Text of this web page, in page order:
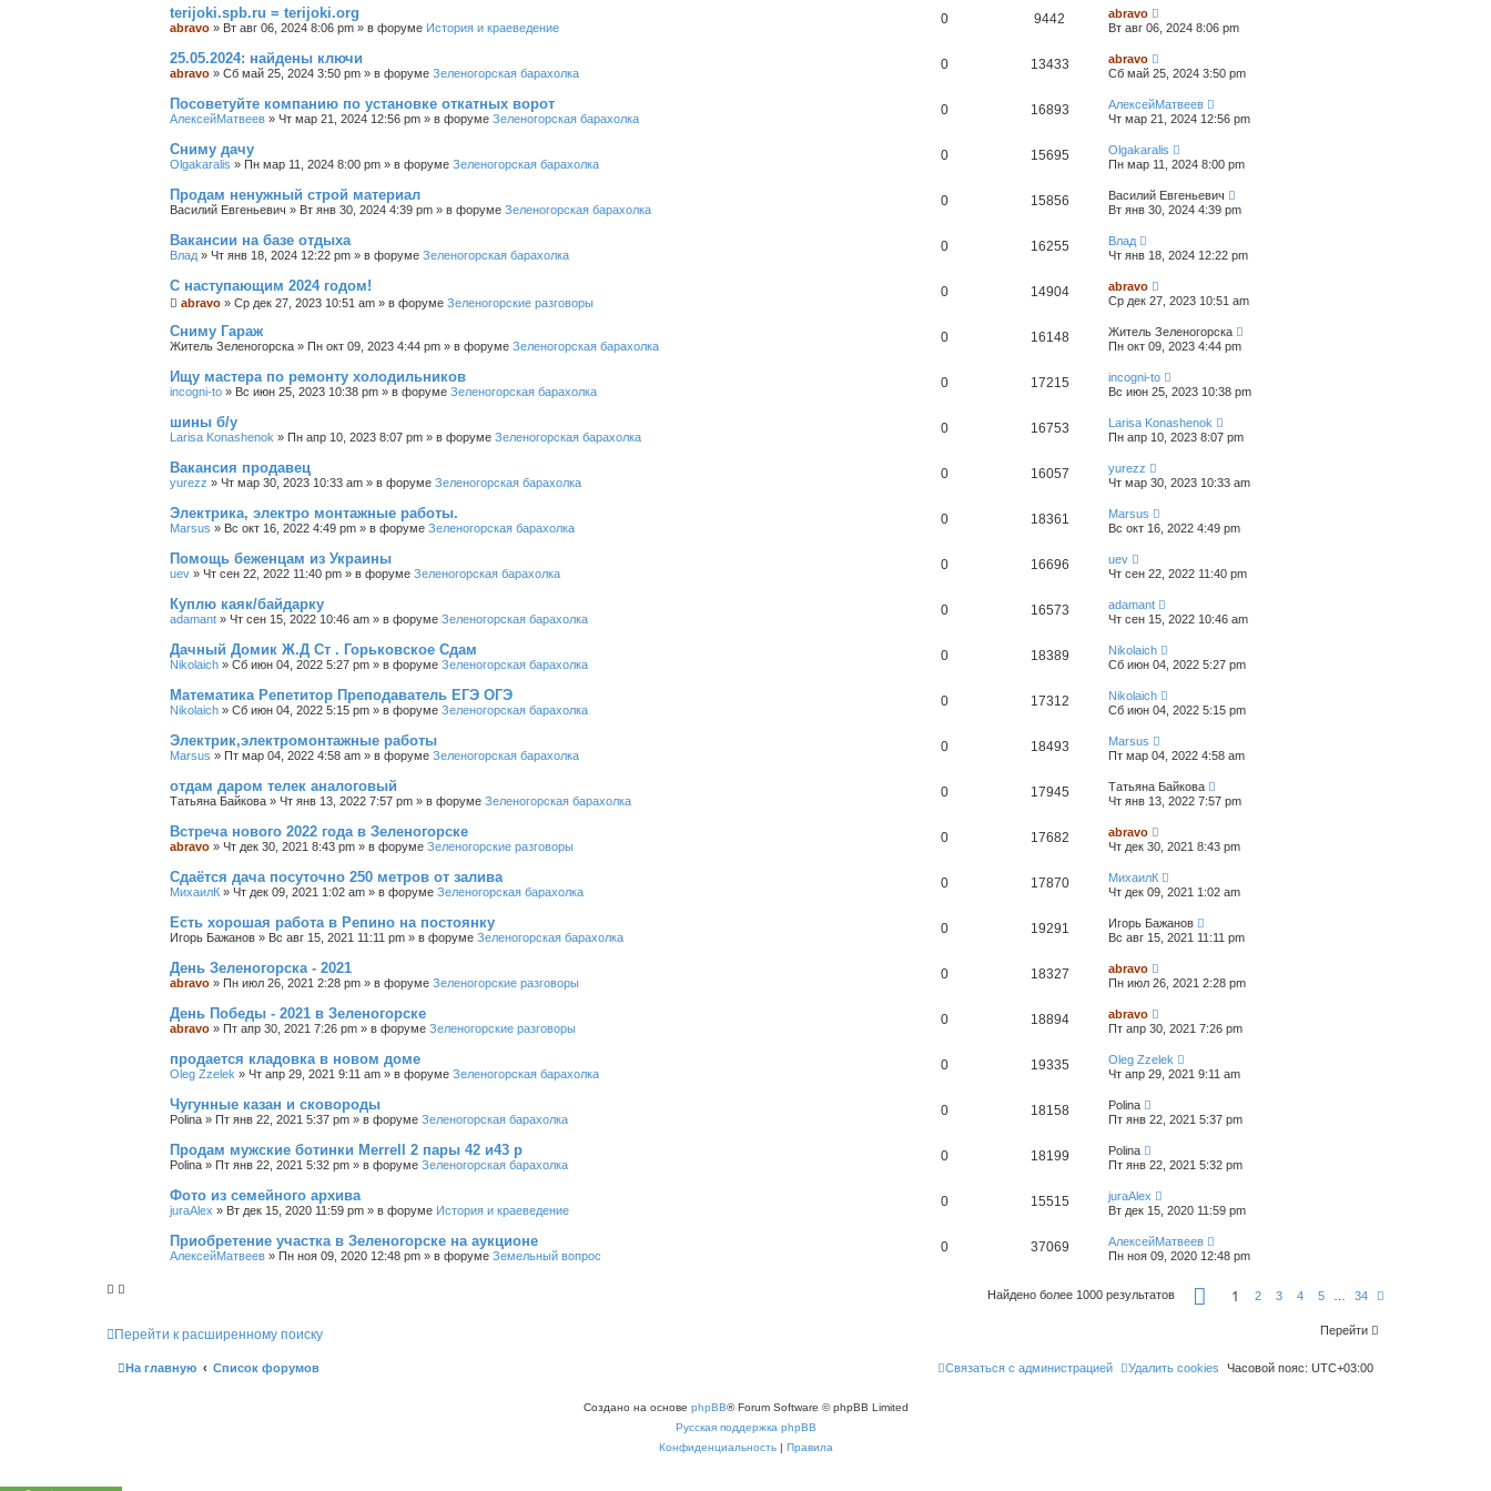
terijoki.spb.ru = terijoki.org
abravo » Вт авг 06, 2024 8:06 pm » в форуме История и краеведение
0 9442
abravo
Вт авг 06, 2024 8:06 pm
25.05.2024: найдены ключи
abravo » Сб май 25, 2024 3:50 pm » в форуме Зеленогорская барахолка
0 13433
abravo
Сб май 25, 2024 3:50 pm
Посоветуйте компанию по установке откатных ворот
АлексейМатвеев » Чт мар 21, 2024 12:56 pm » в форуме Зеленогорская барахолка
0 16893
АлексейМатвеев
Чт мар 21, 2024 12:56 pm
Сниму дачу
Olgakaralis » Пн мар 11, 2024 8:00 pm » в форуме Зеленогорская барахолка
0 15695
Olgakaralis
Пн мар 11, 2024 8:00 pm
Продам ненужный строй материал
Василий Евгеньевич » Вт янв 30, 2024 4:39 pm » в форуме Зеленогорская барахолка
0 15856
Василий Евгеньевич
Вт янв 30, 2024 4:39 pm
Вакансии на базе отдыха
Влад » Чт янв 18, 2024 12:22 pm » в форуме Зеленогорская барахолка
0 16255
Влад
Чт янв 18, 2024 12:22 pm
С наступающим 2024 годом!
abravo » Ср дек 27, 2023 10:51 am » в форуме Зеленогорские разговоры
0 14904
abravo
Ср дек 27, 2023 10:51 am
Сниму Гараж
Житель Зеленогорска » Пн окт 09, 2023 4:44 pm » в форуме Зеленогорская барахолка
0 16148
Житель Зеленогорска
Пн окт 09, 2023 4:44 pm
Ищу мастера по ремонту холодильников
incogni-to » Вс июн 25, 2023 10:38 pm » в форуме Зеленогорская барахолка
0 17215
incogni-to
Вс июн 25, 2023 10:38 pm
шины б/у
Larisa Konashenok » Пн апр 10, 2023 8:07 pm » в форуме Зеленогорская барахолка
0 16753
Larisa Konashenok
Пн апр 10, 2023 8:07 pm
Вакансия продавец
yurezz » Чт мар 30, 2023 10:33 am » в форуме Зеленогорская барахолка
0 16057
yurezz
Чт мар 30, 2023 10:33 am
Электрика, электро монтажные работы.
Marsus » Вс окт 16, 2022 4:49 pm » в форуме Зеленогорская барахолка
0 18361
Marsus
Вс окт 16, 2022 4:49 pm
Помощь беженцам из Украины
uev » Чт сен 22, 2022 11:40 pm » в форуме Зеленогорская барахолка
0 16696
uev
Чт сен 22, 2022 11:40 pm
Куплю каяк/байдарку
adamant » Чт сен 15, 2022 10:46 am » в форуме Зеленогорская барахолка
0 16573
adamant
Чт сен 15, 2022 10:46 am
Дачный Домик Ж.Д Ст . Горьковское Сдам
Nikolaich » Сб июн 04, 2022 5:27 pm » в форуме Зеленогорская барахолка
0 18389
Nikolaich
Сб июн 04, 2022 5:27 pm
Математика Репетитор Преподаватель ЕГЭ ОГЭ
Nikolaich » Сб июн 04, 2022 5:15 pm » в форуме Зеленогорская барахолка
0 17312
Nikolaich
Сб июн 04, 2022 5:15 pm
Электрик,электромонтажные работы
Marsus » Пт мар 04, 2022 4:58 am » в форуме Зеленогорская барахолка
0 18493
Marsus
Пт мар 04, 2022 4:58 am
отдам даром телек аналоговый
Татьяна Байкова » Чт янв 13, 2022 7:57 pm » в форуме Зеленогорская барахолка
0 17945
Татьяна Байкова
Чт янв 13, 2022 7:57 pm
Встреча нового 2022 года в Зеленогорске
abravo » Чт дек 30, 2021 8:43 pm » в форуме Зеленогорские разговоры
0 17682
abravo
Чт дек 30, 2021 8:43 pm
Сдаётся дача посуточно 250 метров от залива
МихаилК » Чт дек 09, 2021 1:02 am » в форуме Зеленогорская барахолка
0 17870
МихаилК
Чт дек 09, 2021 1:02 am
Есть хорошая работа в Репино на постоянку
Игорь Бажанов » Вс авг 15, 2021 11:11 pm » в форуме Зеленогорская барахолка
0 19291
Игорь Бажанов
Вс авг 15, 2021 11:11 pm
День Зеленогорска - 2021
abravo » Пн июл 26, 2021 2:28 pm » в форуме Зеленогорские разговоры
0 18327
abravo
Пн июл 26, 2021 2:28 pm
День Победы - 2021 в Зеленогорске
abravo » Пт апр 30, 2021 7:26 pm » в форуме Зеленогорские разговоры
0 18894
abravo
Пт апр 30, 2021 7:26 pm
продается кладовка в новом доме
Oleg Zzelek » Чт апр 29, 2021 9:11 am » в форуме Зеленогорская барахолка
0 19335
Oleg Zzelek
Чт апр 29, 2021 9:11 am
Чугунные казан и сковороды
Polina » Пт янв 22, 2021 5:37 pm » в форуме Зеленогорская барахолка
0 18158
Polina
Пт янв 22, 2021 5:37 pm
Продам мужские ботинки Merrell 2 пары 42 и43 р
Polina » Пт янв 22, 2021 5:32 pm » в форуме Зеленогорская барахолка
0 18199
Polina
Пт янв 22, 2021 5:32 pm
Фото из семейного архива
juraAlex » Вт дек 15, 2020 11:59 pm » в форуме История и краеведение
0 15515
juraAlex
Вт дек 15, 2020 11:59 pm
Приобретение участка в Зеленогорске на аукционе
АлексейМатвеев » Пн ноя 09, 2020 12:48 pm » в форуме Земельный вопрос
0 37069
АлексейМатвеев
Пн ноя 09, 2020 12:48 pm
Найдено более 1000 результатов
ц
1 2 3 4 5 34
Перейти к расширенному поиску Перейти
На главную Список форумов Часовой пояс: UTC+03:00
Удалить cookies
Связаться с администрацией
Создано на основе phpBB® Forum Software © phpBB Limited
Русская поддержка phpBB
Конфиденциальность| Правила